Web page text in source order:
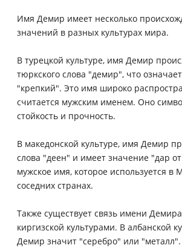
Имя Демир имеет несколько
значений в разных культурах мира.
В турецкой культуре, имя Демир
тюркского слова "демир", что
"крепкий". Это имя широко
считается мужским именем. Оно
стойкость и прочность.
В македонской культуре, имя Демир
слова "деен" и имеет значение "дар
мужское имя, которое используется в
соседних странах.
Также существует связь имени
киргизской культурами. В албанской
Демир значит "серебро" или "металл".